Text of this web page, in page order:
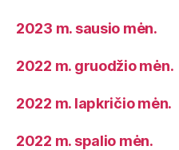
2023 m. sausio mėn.
2022 m. gruodžio mėn.
2022 m. lapkričio mėn.
2022 m. spalio mėn.